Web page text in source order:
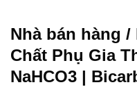
Nhà bán hàng
Chất Phụ Gia
NaHCO3 |